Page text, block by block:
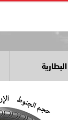
البطارية